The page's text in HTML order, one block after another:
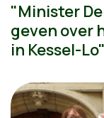
"Minister
geven over
in Kessel-Lo"